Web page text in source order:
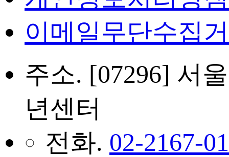
이메일무단수집
주소. [07296] 서
년센터
전화. 02-2167-